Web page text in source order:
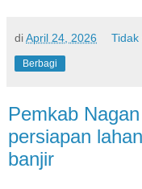
diApril 24, 2026 Tidak
Berbagi
Pemkab
persiapan
banjir